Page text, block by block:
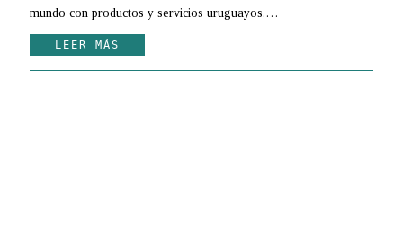
mundo con productos y servicios uruguayos.…
LEER MÁS